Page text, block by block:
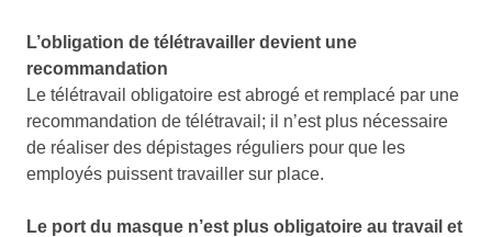
L’obligation de télétravailler devient une
recommandation
Le télétravail obligatoire est abrogé et remplacé par une
recommandation de télétravail; il n’est plus nécessaire
de réaliser des dépistages réguliers pour que les
employés puissent travailler sur place.
Le port du masque n’est plus obligatoire au travail et